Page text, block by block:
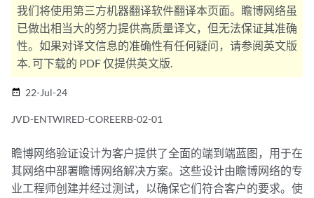
我们将使用第三方机器翻译软件翻译本页面。瞻博网络虽
已做出相当大的努力提供高质量译文，但无法保证其准确
性。如果对译文信息的准确性有任何疑问，请参阅英文版
本. 可下载的 PDF 仅提供英文版.
date_range 22-Jul-24
JVD-ENTWIRED-COREERB-02-01
瞻博网络验证设计为客户提供了全面的端到端蓝图，用于在
其网络中部署瞻博网络解决方案。这些设计由瞻博网络的专
业工程师创建并经过测试，以确保它们符合客户的要求。使